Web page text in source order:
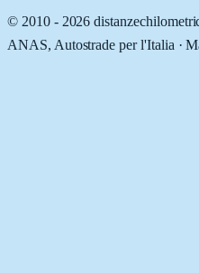
© 2010 - 2026
ANAS, Autostrade per l'Italia ·